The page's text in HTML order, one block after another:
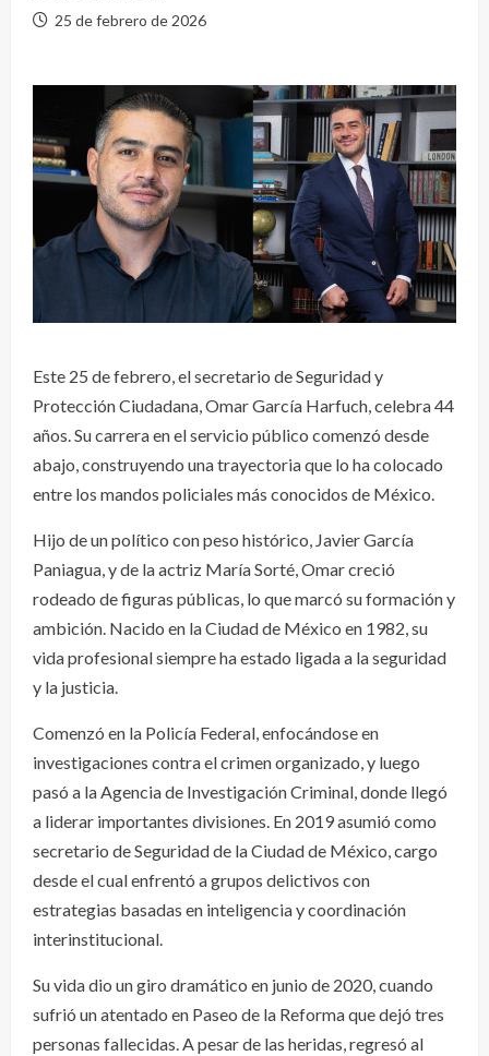
25 de febrero de 2026
Este 25 de febrero, el secretario de Seguridad y
Protección Ciudadana, Omar García Harfuch, celebra 44
años. Su carrera en el servicio público comenzó desde
abajo, construyendo una trayectoria que lo ha colocado
entre los mandos policiales más conocidos de México.
Hijo de un político con peso histórico, Javier García
Paniagua, y de la actriz María Sorté, Omar creció
rodeado de figuras públicas, lo que marcó su formación y
ambición. Nacido en la Ciudad de México en 1982, su
vida profesional siempre ha estado ligada a la seguridad
y la justicia.
Comenzó en la Policía Federal, enfocándose en
investigaciones contra el crimen organizado, y luego
pasó a la Agencia de Investigación Criminal, donde llegó
a liderar importantes divisiones. En 2019 asumió como
secretario de Seguridad de la Ciudad de México, cargo
desde el cual enfrentó a grupos delictivos con
estrategias basadas en inteligencia y coordinación
interinstitucional.
Su vida dio un giro dramático en junio de 2020, cuando
sufrió un atentado en Paseo de la Reforma que dejó tres
personas fallecidas. A pesar de las heridas, regresó al